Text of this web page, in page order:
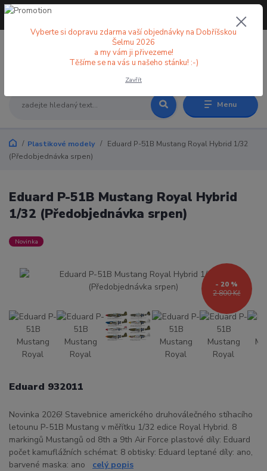
Menu
+420 773 998 582
Plastikové modely
Eduard P-51B Mustang Royal Hybrid 1/32
(Předobjednávka srpen)
Eduard P-51B Mustang Royal Hybrid
1/32 (Předobjednávka srpen)
Novinka
2 800 Kč
- 20 %
Eduard 932011
Novinka 2026! Stavebnice amerického druhoválečného stíhacího
letounu P-51B Mustang v měřítku 1/32 edice Royal Hybrid. 8
markingů Mustangů od 8th a 9th Air Force plastové díly: Eduard
počet kamuflážních schémat: 8 obtisky: Eduard leptané díly: ano,
barvené maska: ano celý popis
Vyberte si dopravu zdarma vaší objednávky na Dobříšskou
Šelmu 2026
a my vám ji přivezeme!
Těšíme se na vás u našeho stánku! :-)
Zavřít